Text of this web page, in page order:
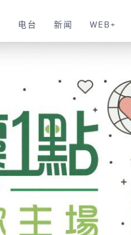
电台 新闻 WEB+